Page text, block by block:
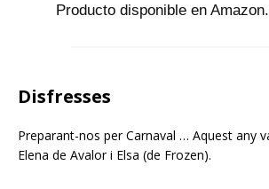
Producto disponible en
Disfresses
Preparant-nos per Carnaval … Aquest any
Elena de Avalor i Elsa (de Frozen).